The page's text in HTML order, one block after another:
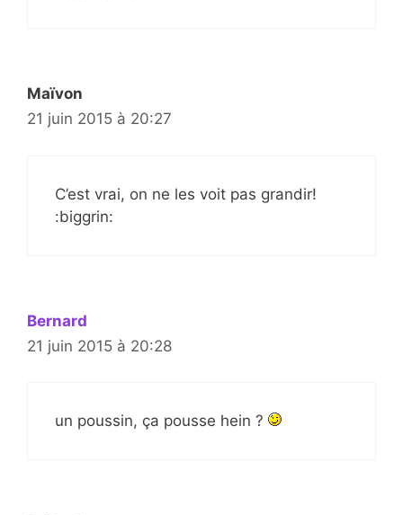
Maïvon
21 juin 2015 à 20:27
C’est vrai, on ne les voit pas grandir!
:biggrin:
Bernard
21 juin 2015 à 20:28
un poussin, ça pousse hein ?